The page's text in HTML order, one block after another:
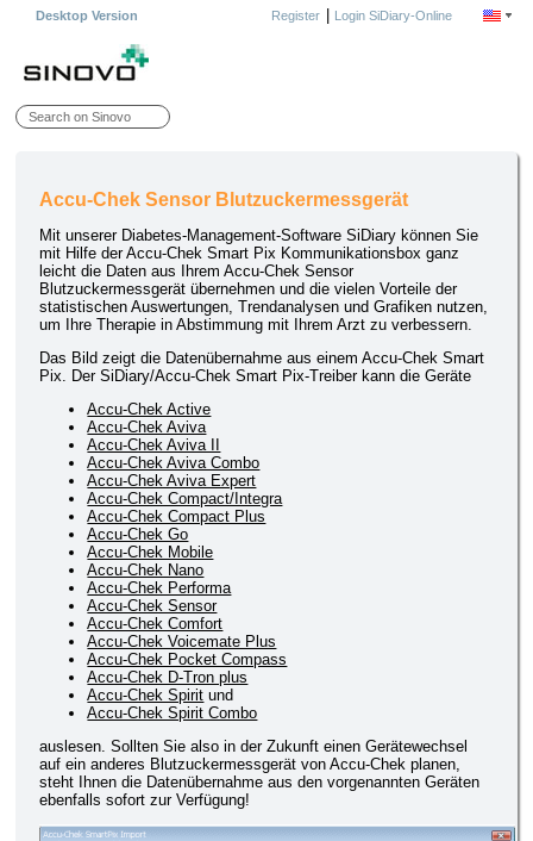
Desktop Version Register| Login SiDiary-Online
Accu-Chek Sensor Blutzuckermessgerät
Mit unserer Diabetes-Management-Software SiDiary können Sie
mit Hilfe der Accu-Chek Smart Pix Kommunikationsbox ganz
leicht die Daten aus Ihrem Accu-Chek Sensor
Blutzuckermessgerät übernehmen und die vielen Vorteile der
statistischen Auswertungen, Trendanalysen und Grafiken nutzen,
um Ihre Therapie in Abstimmung mit Ihrem Arzt zu verbessern.
Das Bild zeigt die Datenübernahme aus einem Accu-Chek Smart
Pix. Der SiDiary/Accu-Chek Smart Pix-Treiber kann die Geräte
Accu-Chek Active
Accu-Chek Aviva
Accu-Chek Aviva II
Accu-Chek Aviva Combo
Accu-Chek Aviva Expert
Accu-Chek Compact/Integra
Accu-Chek Compact Plus
Accu-Chek Go
Accu-Chek Mobile
Accu-Chek Nano
Accu-Chek Performa
Accu-Chek Sensor
Accu-Chek Comfort
Accu-Chek Voicemate Plus
Accu-Chek Pocket Compass
Accu-Chek D-Tron plus
Accu-Chek Spirit und
Accu-Chek Spirit Combo
auslesen. Sollten Sie also in der Zukunft einen Gerätewechsel
auf ein anderes Blutzuckermessgerät von Accu-Chek planen,
steht Ihnen die Datenübernahme aus den vorgenannten Geräten
ebenfalls sofort zur Verfügung!